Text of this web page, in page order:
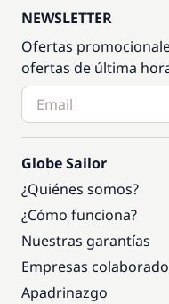
NEWSLETTER
Ofertas
ofertas de última
Globe Sailor
¿Quiénes somos?
¿Cómo funciona?
Nuestras garantías
Empresas
Apadrinazgo